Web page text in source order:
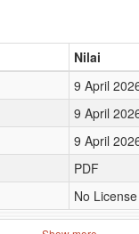
Nilai
9 April
9 April
9 April
PDF
No